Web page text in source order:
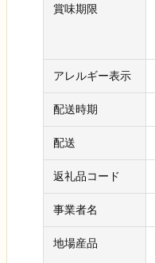
賞味期限
アレルギー表示
配送時期
配送
返礼品コード
事業者名
地場産品